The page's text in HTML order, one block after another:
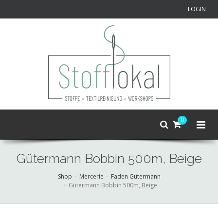
LOGIN
0
Gütermann Bobbin 500m, Beige
Shop Mercerie
Faden Gütermann
Gütermann Bobbin 500m, Beige